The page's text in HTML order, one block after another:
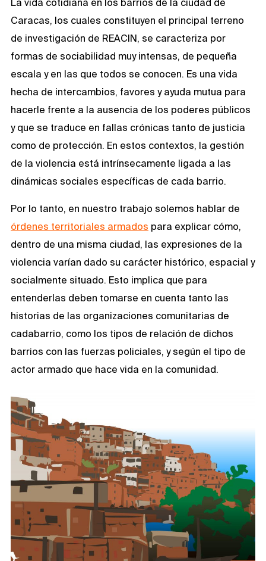
La vida cotidiana en los barrios de la ciudad de
Caracas, los cuales constituyen el principal terreno
de investigación de REACIN, se caracteriza por
formas de sociabilidad muy intensas, de pequeña
escala y en las que todos se conocen. Es una vida
hecha de intercambios, favores y ayuda mutua para
hacerle frente a la ausencia de los poderes públicos
y que se traduce en fallas crónicas tanto de justicia
como de protección. En estos contextos, la gestión
de la violencia está intrínsecamente ligada a las
dinámicas sociales específicas de cada barrio.
Por lo tanto, en nuestro trabajo solemos hablar de
órdenes territoriales armados para explicar cómo,
dentro de una misma ciudad, las expresiones de la
violencia varían dado su carácter histórico, espacial y
socialmente situado. Esto implica que para
entenderlas deben tomarse en cuenta tanto las
historias de las organizaciones comunitarias de
cadabarrio, como los tipos de relación de dichos
barrios con las fuerzas policiales, y según el tipo de
actor armado que hace vida en la comunidad.